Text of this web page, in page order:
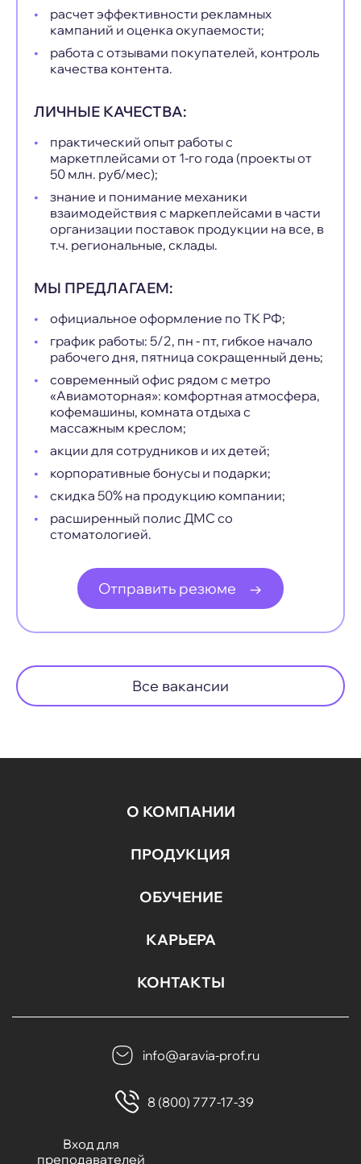
расчет эффективности рекламных
кампаний и оценка окупаемости;
работа с отзывами покупателей, контроль
качества контента.
ЛИЧНЫЕ КАЧЕСТВА:
практический опыт работы с
маркетплейсами от 1-го года (проекты от
50 млн. руб/мес);
знание и понимание механики
взаимодействия с маркеплейсами в части
организации поставок продукции на все, в
т.ч. региональные, склады.
МЫ ПРЕДЛАГАЕМ:
официальное оформление по ТК РФ;
график работы: 5/2, пн - пт, гибкое начало
рабочего дня, пятница сокращенный день;
современный офис рядом с метро
«Авиамоторная»: комфортная атмосфера,
кофемашины, комната отдыха с
массажным креслом;
акции для сотрудников и их детей;
корпоративные бонусы и подарки;
скидка 50% на продукцию компании;
расширенный полис ДМС со
стоматологией.
Отправить резюме →
Все вакансии
О КОМПАНИИ
ПРОДУКЦИЯ
ОБУЧЕНИЕ
КАРЬЕРА
КОНТАКТЫ
info@aravia-prof.ru
8 (800) 777-17-39
Вход для
преподавателей